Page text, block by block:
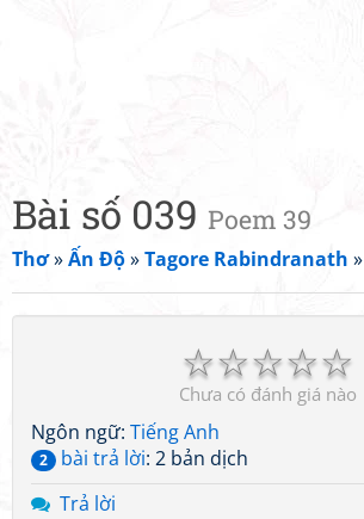
Bài số 039 Poem 39
Thơ»Ấn Độ»Tagore Rabindranath »
☆
☆
☆
☆
☆
Chưa có đánh giá nào
Ngôn ngữ: Tiếng Anh
2 bài trả lời: 2 bản dịch
Trả lời